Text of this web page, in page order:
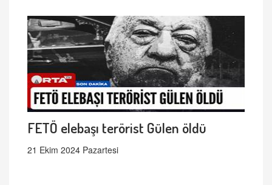
FETÖ elebaşı terörist Gülen öldü
21 Ekim 2024 Pazartesi